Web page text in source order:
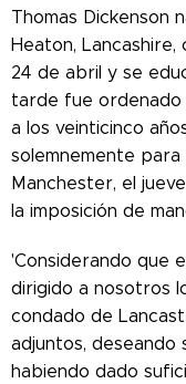
Thomas Dickenson
Heaton,
24 de abril y se
tarde fue ordenado
a los veinticinco
solemnemente
Manchester, el
la imposición de
'Considerando que
dirigido a nosotros
condado de
adjuntos,
habiendo dado